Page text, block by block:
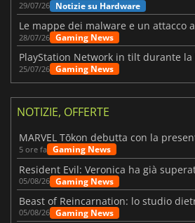
29/07/26 Notizie su Hardware
28/07/26 Gaming News
25/07/26 Gaming News
NOTIZIE, OFFERTE
5 ore fa Gaming News
05/08/26 Gaming News
05/08/26 Gaming News